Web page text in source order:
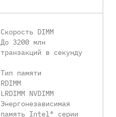
Скорость DIMM
До 3200 млн
транзакций в секунду
Тип памяти
RDIMM
LRDIMM NVDIMM
Энергонезависимая
память Intel® серии